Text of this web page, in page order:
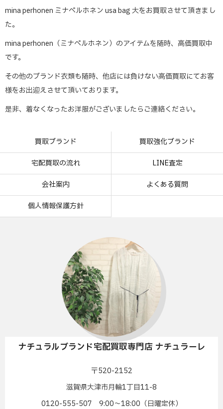
mina perhonen ミナペルホネン usa bag 大をお買取させて頂きまし
た。
mina perhonen（ミナペルホネン）のアイテムを随時、高価買取中
です。
その他のブランド衣類も随時、他店には負けない高価買取にてお客
様をお出迎えさせて頂いております。
是非、着なくなったお洋服がございましたらご連絡ください。
買取ブランド 買取強化ブランド
宅配買取の流れ LINE査定
会社案内 よくある質問
個人情報保護方針
ナチュラルブランド宅配買取専門店 ナチュラーレ
〒520-2152
滋賀県大津市月輪1丁目11-8
0120-555-507 9:00〜18:00（日曜定休）